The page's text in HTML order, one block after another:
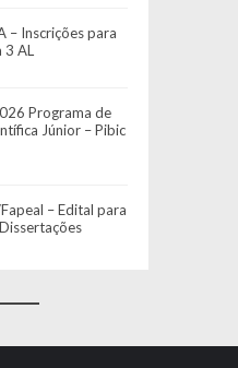
– Inscrições para
AL
Programa de
Júnior – Pibic
– Edital para